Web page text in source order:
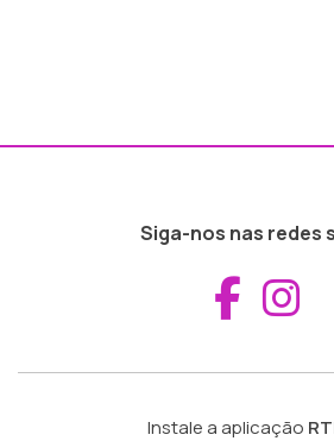
Siga-nos nas redes
Instale a aplicação